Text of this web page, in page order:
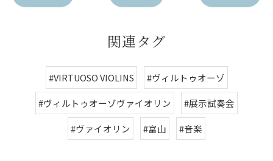
関連タグ
#VIRTUOSO VIOLINS
#ヴィルトゥオーゾ
#ヴィルトゥオーゾヴァイオリン
#展示試奏会
#ヴァイオリン
#富山 #音楽